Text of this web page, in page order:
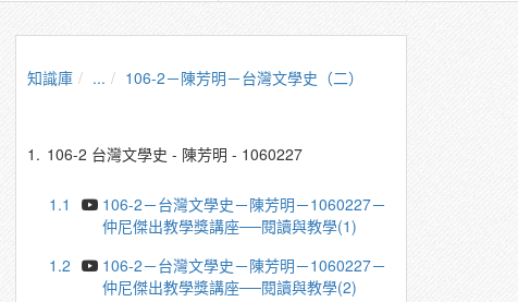
知識庫 ... 106-2－陳芳明－台灣文學史（二）
1. 106-2 台灣文學史 - 陳芳明 - 1060227
1.1
106-2－台灣文學史－陳芳明－1060227－
仲尼傑出教學獎講座──閱讀與教學(1)
1.2
106-2－台灣文學史－陳芳明－1060227－
仲尼傑出教學獎講座──閱讀與教學(2)